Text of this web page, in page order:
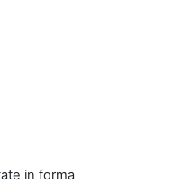
in forma